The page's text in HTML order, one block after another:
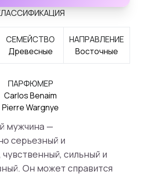
СЕМЕЙСТВО
Древесные
НАПРАВЛЕНИЕ
Восточные
ПАРФЮМЕР
Carlos Benaim
Pierre Wargnye
мужчина —
серьезный и
сильный и
Он может справится